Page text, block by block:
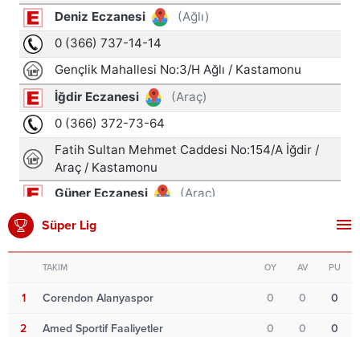
Süper Lig
TAKIM OY AV PU
1 Corendon Alanyaspor 0 0 0
2 Amed Sportif Faaliyetler 0 0 0